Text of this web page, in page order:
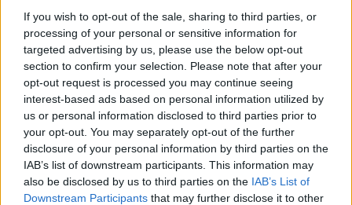
If you wish to opt-out of the sale, sharing to third parties, or
processing of your personal or sensitive information for
targeted advertising by us, please use the below opt-out
section to confirm your selection. Please note that after your
opt-out request is processed you may continue seeing
interest-based ads based on personal information utilized by
us or personal information disclosed to third parties prior to
your opt-out. You may separately opt-out of the further
disclosure of your personal information by third parties on the
IAB’s list of downstream participants. This information may
also be disclosed by us to third parties on the IAB’s List of
Downstream Participants that may further disclose it to other
ingatlanokat az ING a 90-es években állami
megrendelésre fejlesztette - írja a PropertyEU.
A 104 ezer négyzetméternyi összterülettel rendelkező hét
irodaházat 200 millió euróért adta el az államnak az ING
RED. Az épületek Groningen, Assen, Lelystad, Utrecht,
Alkmaar, Roermond, és Middelburg városában
helyezkednek el. Az ingatlanok megvásárlása része annak
a programnak, melynek keretén belül az állam költséget
csökkent azzal, hogy az állami szervek által bérelt...